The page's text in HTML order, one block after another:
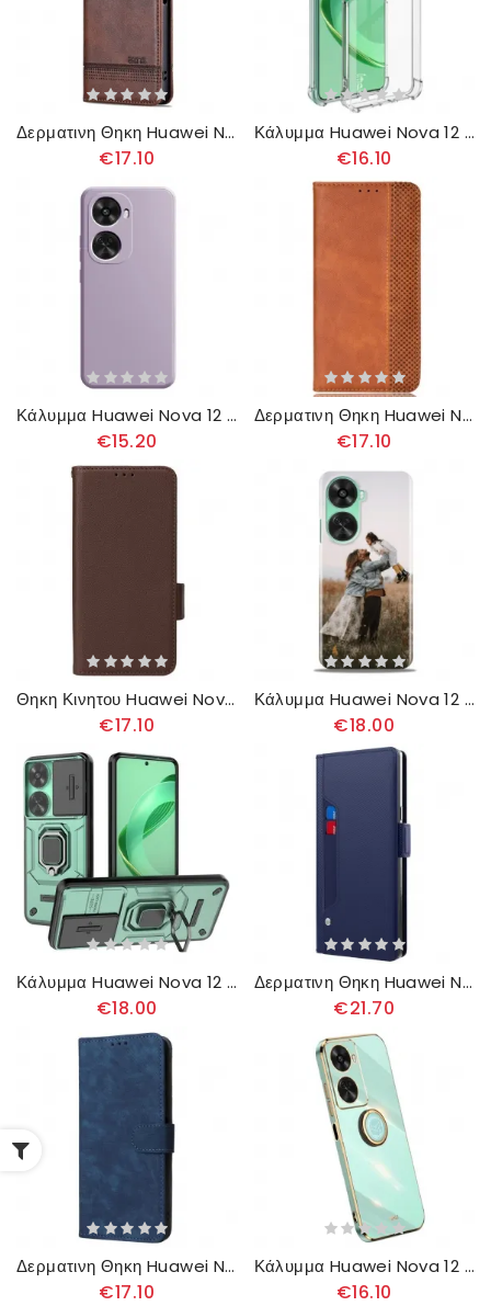
Δερματινη Θηκη Huawei Nova 12 Se Azns Σιλικόνης
€17.10
Κάλυμμα Huawei Nova 12 Se Διαφανές Ιμακ
€16.10
Κάλυμμα Huawei Nova 12 Se Ευθείες Άκρες
€15.20
Δερματινη Θηκη Huawei Nova 12 Se Vintage Σιλικόνης
€17.10
Θηκη Κινητου Huawei Nova 12 Se Θήκες Κινητών Φινέτσα Με Λουράκι
€17.10
Κάλυμμα Huawei Nova 12 Se Έθιμο
€18.00
Κάλυμμα Huawei Nova 12 Se Προστατευτικό Συρόμενου Φακού Με Ανθεκτικό Δακτύλιο 4g Σιλικόνης
€18.00
Δερματινη Θηκη Huawei Nova 12 Se Καθρέφτης Και Αφαιρούμενη Θήκη Κάρτας
€21.70
Δερματινη Θηκη Huawei Nova 12 Se Suede Effect Rfid Protection
€17.10
Κάλυμμα Huawei Nova 12 Se Δαχτυλίδι Υποστήριξης Xinli Σιλικόνης
€16.10